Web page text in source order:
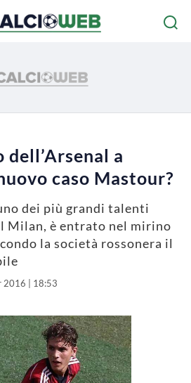
a
caso Mastour?
dei più grandi talenti
Milan, è entrato nel mirino
la società rossonera il
2016 | 18:53